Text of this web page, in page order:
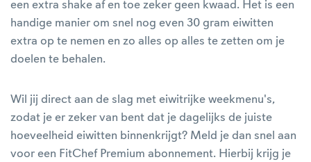
een extra shake af en toe zeker geen kwaad. Het is een
handige manier om snel nog even 30 gram eiwitten
extra op te nemen en zo alles op alles te zetten om je
doelen te behalen.
Wil jij direct aan de slag met eiwitrijke weekmenu's,
zodat je er zeker van bent dat je dagelijks de juiste
hoeveelheid eiwitten binnenkrijgt? Meld je dan snel aan
voor een FitChef Premium abonnement. Hierbij krijg je